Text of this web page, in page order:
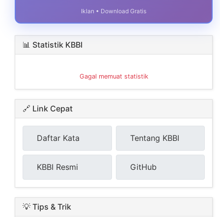
Iklan • Download Gratis
📊 Statistik KBBI
Gagal memuat statistik
🔗 Link Cepat
Daftar Kata Tentang KBBI
KBBI Resmi GitHub
💡 Tips & Trik